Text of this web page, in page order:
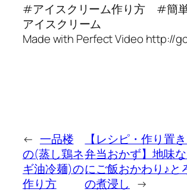
#アイスクリーム作り方 #簡
アイスクリーム
Made with Perfect Video http://
← 一品楼
の(蒸し鶏ネ
ギ油冷麺)の
作り方
【レシピ・作り置
弁当おかず】地味
にご飯おかわり♪と
の煮浸し
→